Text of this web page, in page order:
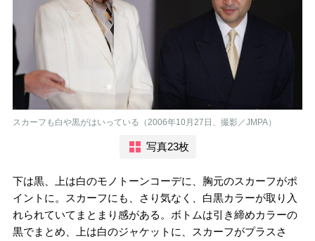
スカーフも白や黒がはいっている（2006年10月27日、撮影／JMPA）
写真23枚
下は黒、上は白のモノトーンコーデに、胸元のスカーフがポ
イントに。スカーフにも、さり気なく、白黒カラーが取り入
れられていてまとまり感がある。ボトムは引き締めカラーの
黒でまとめ、上は白のジャケットに、スカーフがプラスさ